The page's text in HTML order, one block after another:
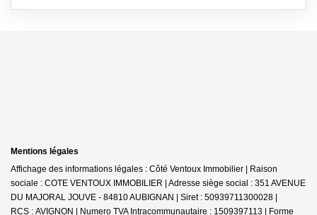
Mentions légales
Affichage des informations légales : Côté Ventoux Immobilier | Raison
sociale : COTE VENTOUX IMMOBILIER | Adresse siège social : 351 AVENUE
DU MAJORAL JOUVE - 84810 AUBIGNAN | Siret : 50939711300028 |
RCS : AVIGNON | Numero TVA Intracommunautaire : 1509397113 | Forme